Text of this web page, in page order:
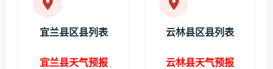
宜兰县区县列表
宜兰县天气预报
云林县区县列表
云林县天气预报